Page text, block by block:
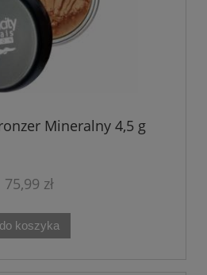
Mineralny 4,5 g
75,99 zł
do koszyka